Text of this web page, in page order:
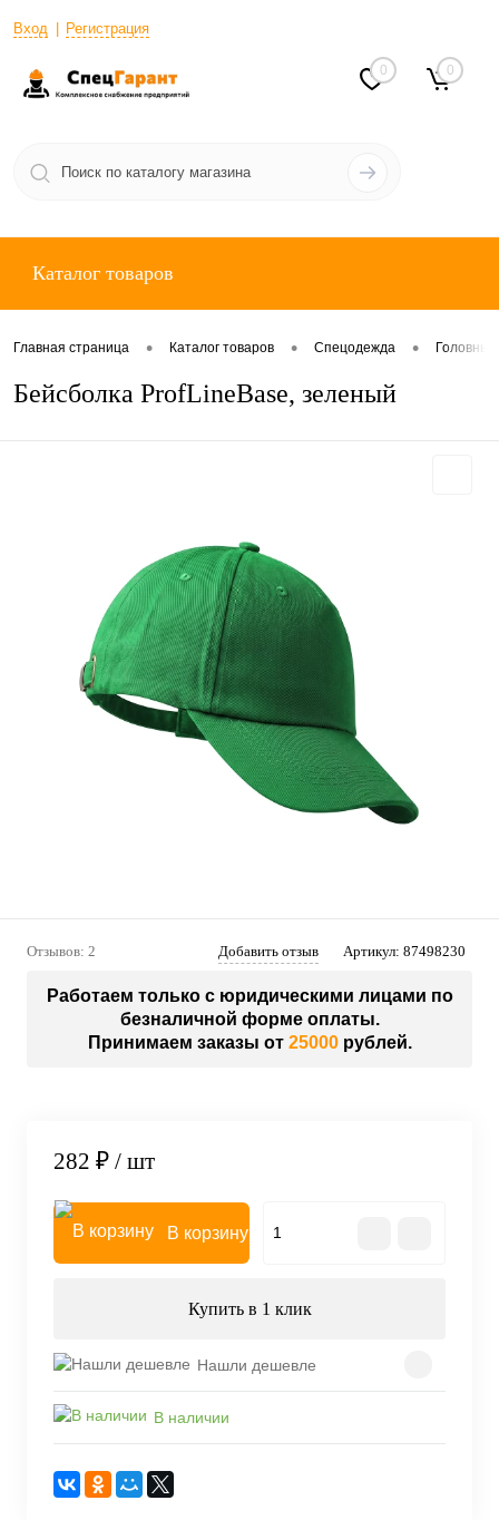
Вход Регистрация
0 0
Каталог товаров
Главная страница • Каталог товаров • Спецодежда •
Бейсболка ProfLineBase, зеленый
Отзывов: 2 Добавить отзыв Артикул: 87498230
Работаем только с юридическими лицами по
безналичной форме оплаты.
Принимаем заказы от 25000рублей.
282 ₽ / шт
В корзину
Купить в 1 клик
Нашли дешевле
В наличии